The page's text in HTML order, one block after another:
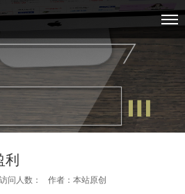
访问人数： 作者：本站原创